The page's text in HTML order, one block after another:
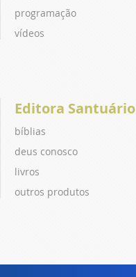
programação
vídeos
Editora Santuário
bíblias
deus conosco
livros
outros produtos